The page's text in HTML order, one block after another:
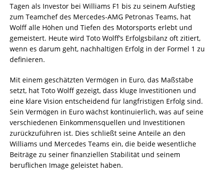
Tagen als Investor bei Williams F1 bis zu seinem Aufstieg
zum Teamchef des Mercedes-AMG Petronas Teams, hat
Wolff alle Höhen und Tiefen des Motorsports erlebt und
gemeistert. Heute wird Toto Wolff’s Erfolgsbilanz oft zitiert,
wenn es darum geht, nachhaltigen Erfolg in der Formel 1 zu
definieren.
Mit einem geschätzten Vermögen in Euro, das Maßstäbe
setzt, hat Toto Wolff gezeigt, dass kluge Investitionen und
eine klare Vision entscheidend für langfristigen Erfolg sind.
Sein Vermögen in Euro wächst kontinuierlich, was auf seine
verschiedenen Einkommensquellen und Investitionen
zurückzuführen ist. Dies schließt seine Anteile an den
Williams und Mercedes Teams ein, die beide wesentliche
Beiträge zu seiner finanziellen Stabilität und seinem
beruflichen Image geleistet haben.